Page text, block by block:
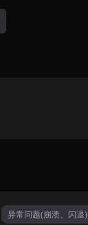
异常问题(崩溃、闪退)